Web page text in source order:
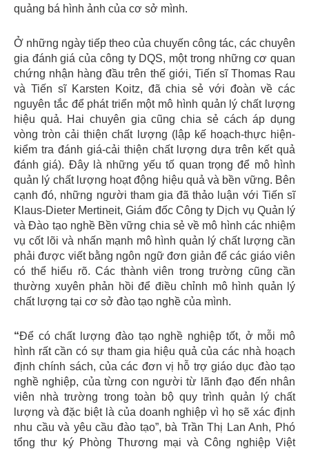
quảng bá hình ảnh của cơ sở mình.
Ở những ngày tiếp theo của chuyến công tác, các chuyên
gia đánh giá của công ty DQS, một trong những cơ quan
chứng nhận hàng đầu trên thế giới, Tiến sĩ Thomas Rau
và Tiến sĩ Karsten Koitz, đã chia sẻ với đoàn về các
nguyên tắc để phát triển một mô hình quản lý chất lượng
hiệu quả. Hai chuyên gia cũng chia sẻ cách áp dụng
vòng tròn cải thiện chất lượng (lập kế hoạch-thực hiện-
kiểm tra đánh giá-cải thiện chất lượng dựa trên kết quả
đánh giá). Đây là những yếu tố quan trọng để mô hình
quản lý chất lượng hoạt động hiệu quả và bền vững. Bên
cạnh đó, những người tham gia đã thảo luận với Tiến sĩ
Klaus-Dieter Mertineit, Giám đốc Công ty Dịch vụ Quản lý
và Đào tạo nghề Bền vững chia sẻ về mô hình các nhiệm
vụ cốt lõi và nhấn mạnh mô hình quản lý chất lượng cần
phải được viết bằng ngôn ngữ đơn giản để các giáo viên
có thể hiểu rõ. Các thành viên trong trường cũng cần
thường xuyên phản hồi để điều chỉnh mô hình quản lý
chất lượng tại cơ sở đào tạo nghề của mình.
“Để có chất lượng đào tạo nghề nghiệp tốt, ở mỗi mô
hình rất cần có sự tham gia hiệu quả của các nhà hoạch
định chính sách, của các đơn vị hỗ trợ giáo dục đào tạo
nghề nghiệp, của từng con người từ lãnh đạo đến nhân
viên nhà trường trong toàn bộ quy trình quản lý chất
lượng và đặc biệt là của doanh nghiệp vì họ sẽ xác định
nhu cầu và yêu cầu đào tạo”, bà Trần Thị Lan Anh, Phó
tổng thư ký Phòng Thương mại và Công nghiệp Việt